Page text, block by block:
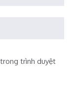
trình duyệt